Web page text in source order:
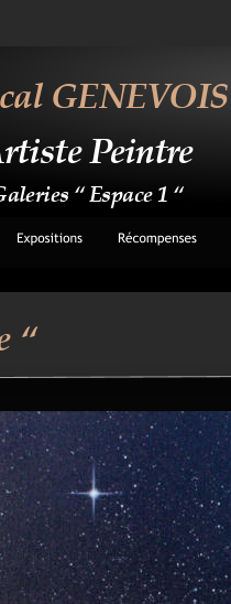
“
GENEVOIS
Peintre
“ Espace 1 “